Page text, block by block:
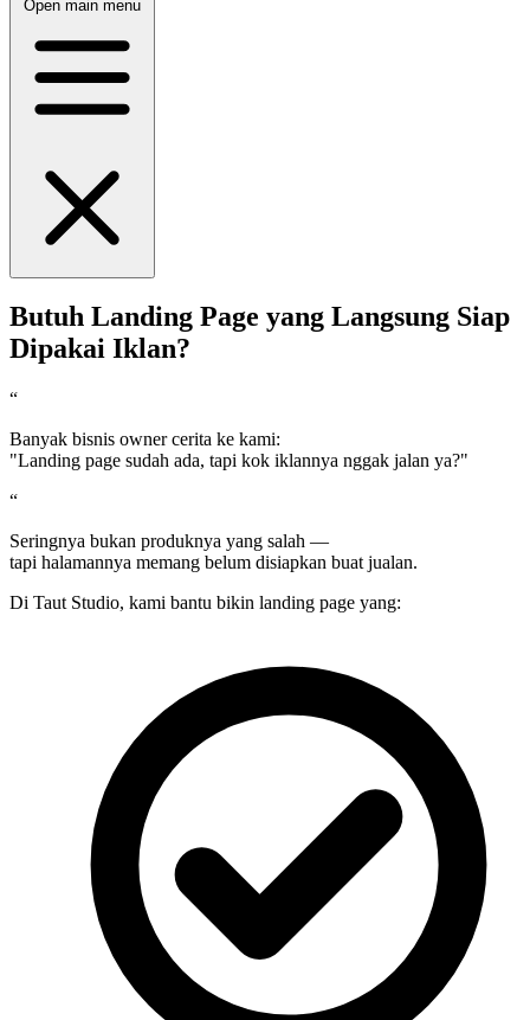
Open main menu
Butuh Landing Page yang Langsung Siap
Dipakai Iklan?
“
Banyak bisnis owner cerita ke kami:
"Landing page sudah ada, tapi kok iklannya nggak jalan ya?"
“
Seringnya bukan produknya yang salah —
tapi halamannya memang belum disiapkan buat jualan.
Di Taut Studio, kami bantu bikin landing page yang: